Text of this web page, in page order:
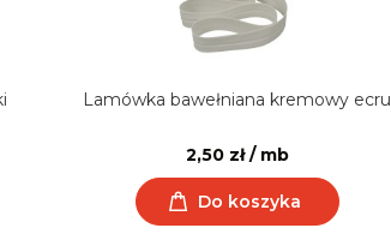
Lamówka bawełniana kremowy ecru
2,50 zł / mb
Do koszyka